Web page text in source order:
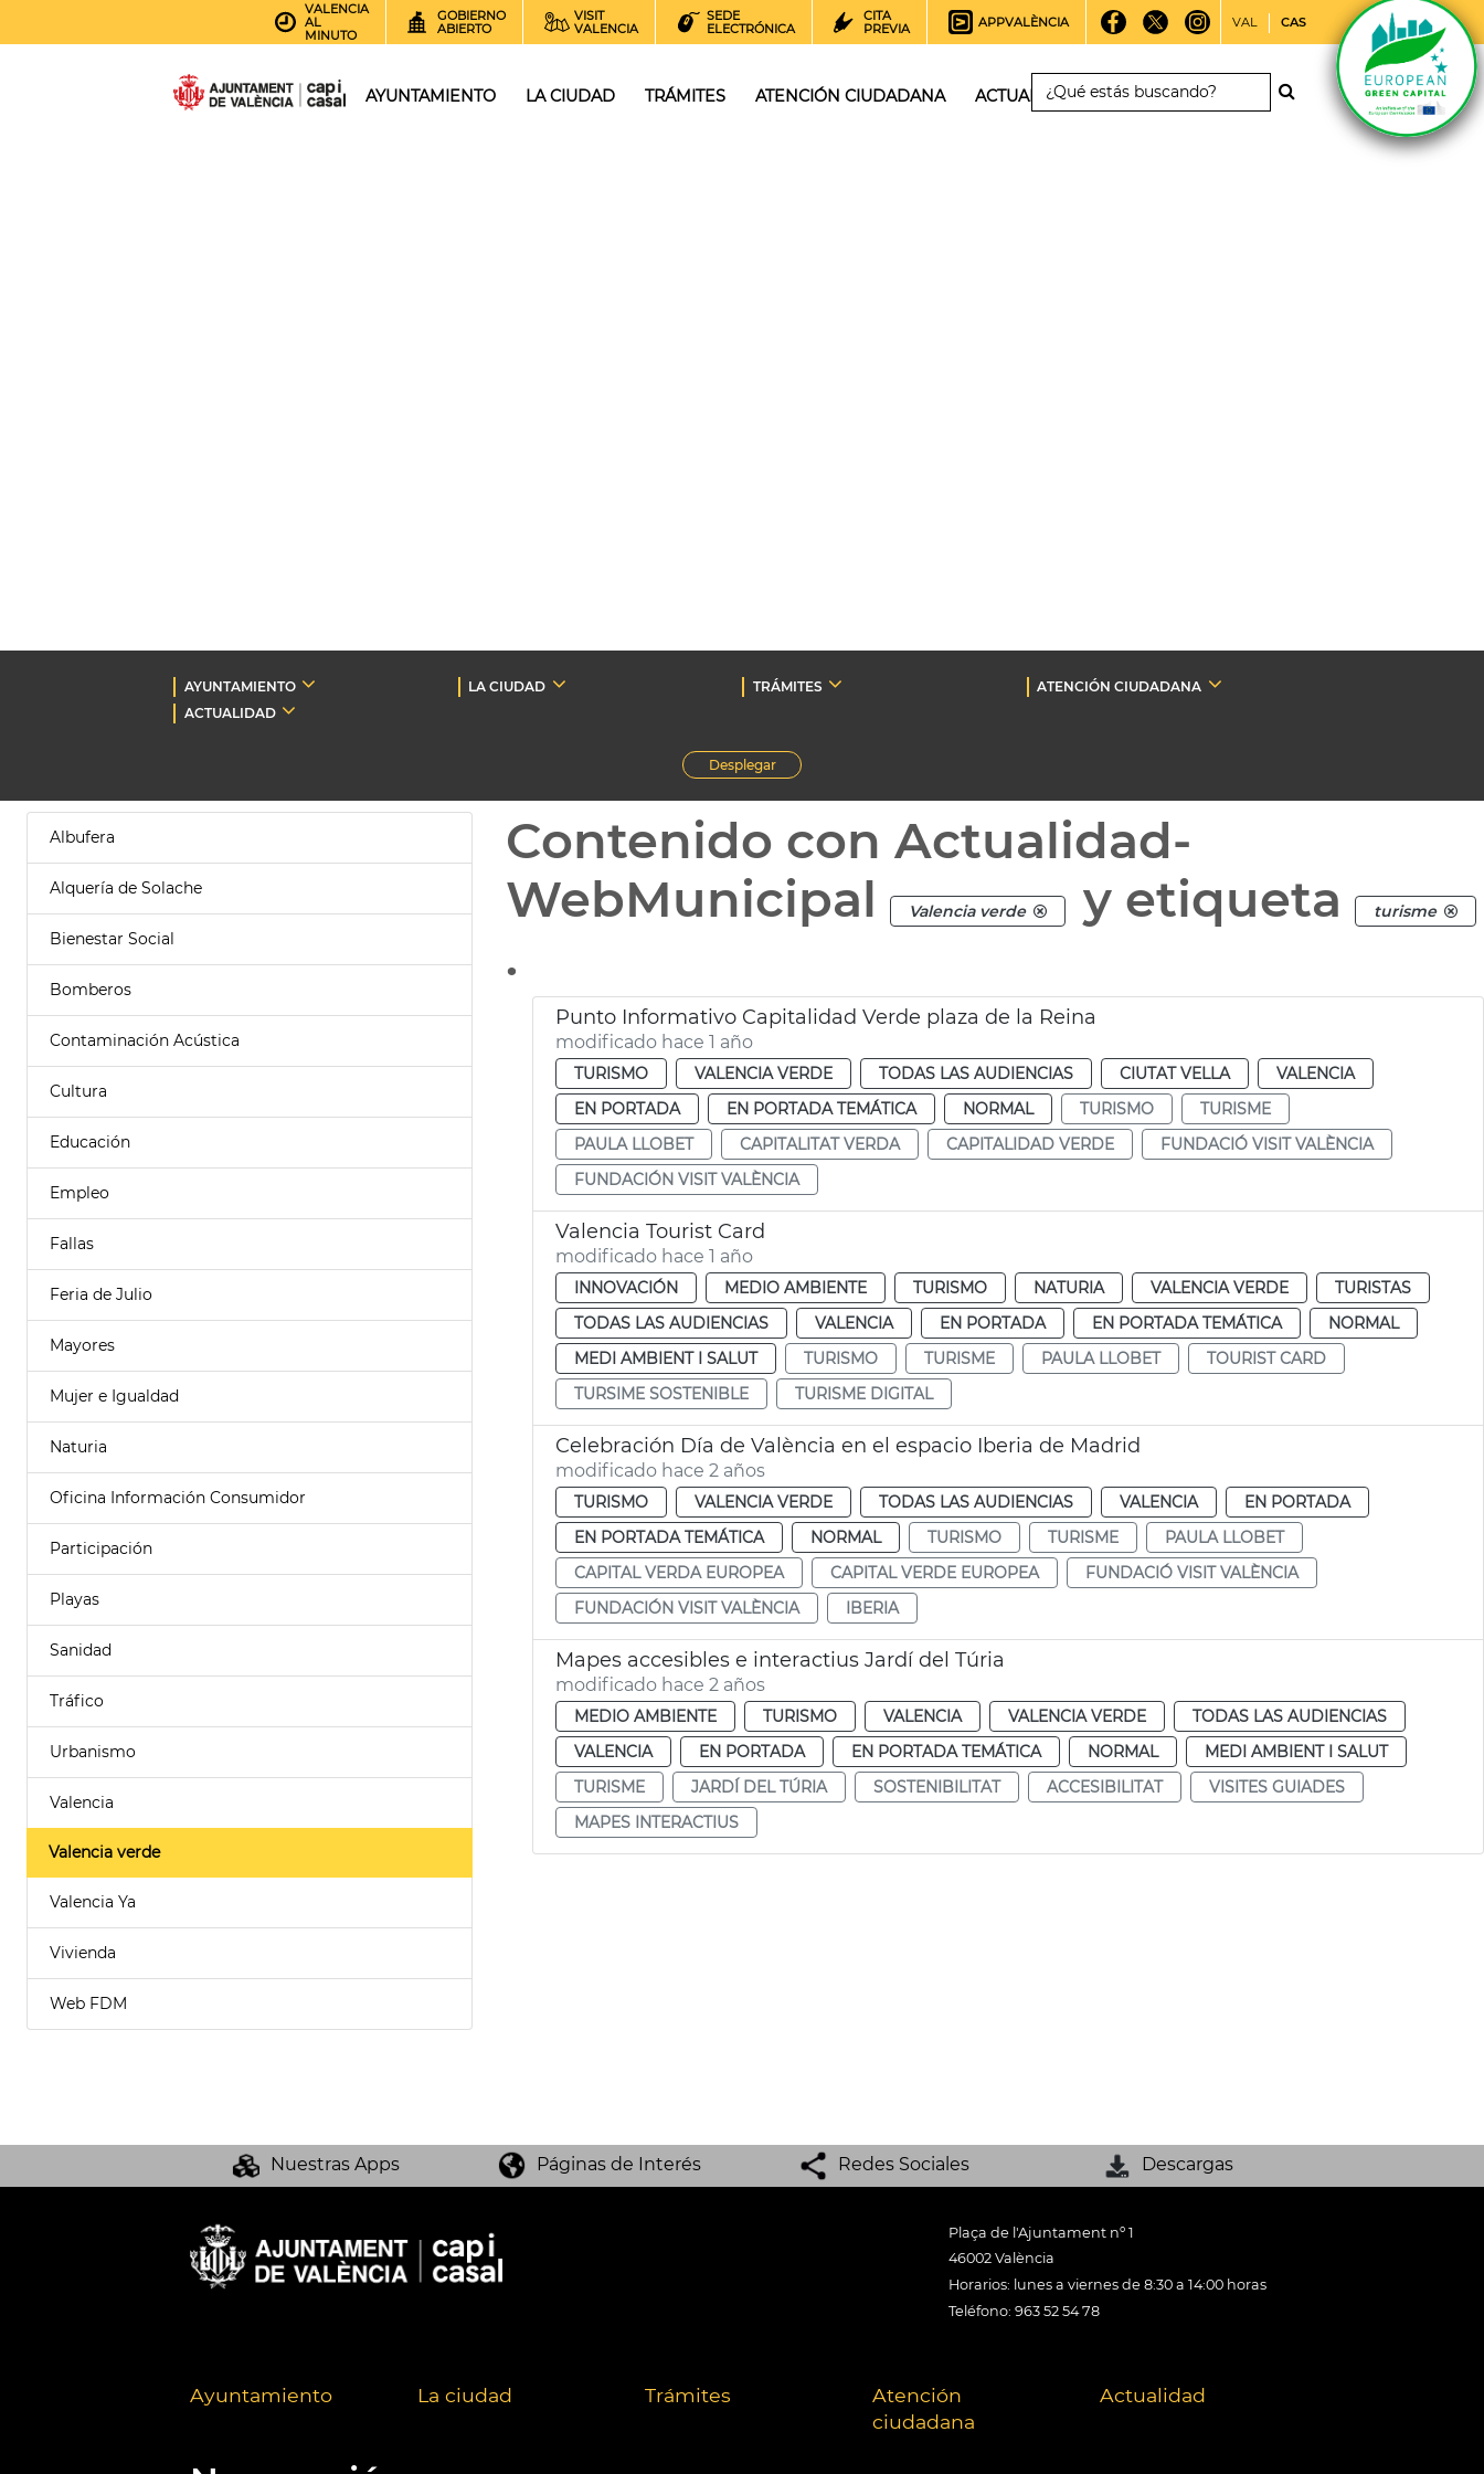
VALENCIA
AL
MINUTO
GOBIERNO
ABIERTO
VISIT
VALENCIA
SEDE
ELECTRÓNICA
CITA
PREVIA
APPVALÈNCIA VAL CAS
AYUNTAMIENTO LA CIUDAD TRÁMITES ATENCIÓN CIUDADANA ACTUALIDAD
AYUNTAMIENTO LA CIUDAD TRÁMITES
ATENCIÓN CIUDADANA
ACTUALIDAD
Desplegar
Albufera
Alquería de Solache
Bienestar Social
Bomberos
Contaminación Acústica
Cultura
Educación
Empleo
Fallas
Feria de Julio
Mayores
Mujer e Igualdad
Naturia
Oficina Información Consumidor
Participación
Playas
Sanidad
Tráfico
Urbanismo
Valencia
Valencia verde
Valencia Ya
Vivienda
Web FDM
Contenido con Actualidad-
WebMunicipal
Valencia verde y etiqueta turisme
.
Punto Informativo Capitalidad Verde plaza de la Reina
modificado hace 1 año
TURISMO VALENCIA VERDE TODAS LAS AUDIENCIAS CIUTAT VELLA
VALENCIA
EN PORTADA
EN PORTADA TEMÁTICA NORMAL TURISMO
TURISME
PAULA LLOBET
CAPITALITAT VERDA CAPITALIDAD VERDE
FUNDACIÓ VISIT VALÈNCIA
FUNDACIÓN VISIT VALÈNCIA
Valencia Tourist Card
modificado hace 1 año
INNOVACIÓN MEDIO AMBIENTE TURISMO NATURIA VALENCIA VERDE
TURISTAS
TODAS LAS AUDIENCIAS
VALENCIA EN PORTADA EN PORTADA TEMÁTICA
NORMAL
MEDI AMBIENT I SALUT
TURISMO TURISME PAULA LLOBET
TOURIST CARD
TURSIME SOSTENIBLE
TURISME DIGITAL
Celebración Día de València en el espacio Iberia de Madrid
modificado hace 2 años
TURISMO VALENCIA VERDE TODAS LAS AUDIENCIAS VALENCIA
EN PORTADA
EN PORTADA TEMÁTICA
NORMAL TURISMO TURISME
PAULA LLOBET
CAPITAL VERDA EUROPEA
CAPITAL VERDE EUROPEA
FUNDACIÓ VISIT VALÈNCIA
FUNDACIÓN VISIT VALÈNCIA
IBERIA
Mapes accesibles e interactius Jardí del Túria
modificado hace 2 años
MEDIO AMBIENTE TURISMO VALENCIA VALENCIA VERDE
TODAS LAS AUDIENCIAS
VALENCIA
EN PORTADA EN PORTADA TEMÁTICA NORMAL
MEDI AMBIENT I SALUT
TURISME
JARDÍ DEL TÚRIA SOSTENIBILITAT ACCESIBILITAT
VISITES GUIADES
MAPES INTERACTIUS
Nuestras Apps Páginas de Interés Redes Sociales Descargas
Plaça de l'Ajuntament nº 1
46002 València
Horarios: lunes a viernes de 8:30 a 14:00 horas
Teléfono: 963 52 54 78
Ayuntamiento La ciudad Trámites
Atención
ciudadana
Actualidad